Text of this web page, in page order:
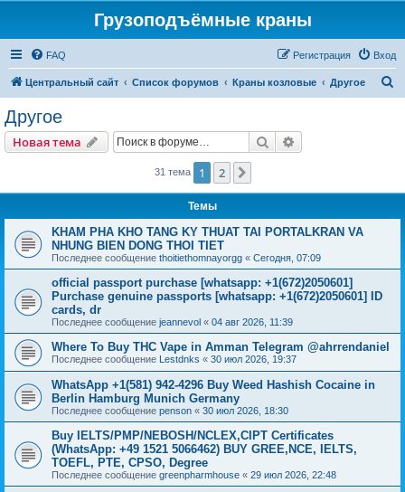
Грузоподъёмные краны
FAQ Вход
Регистрация
Центральный сайт Список форумов Краны козловые Другое
Другое
Новая тема Поиск
31 тема 1 2
Темы
KHAM PHA KHO TANG KY THUAT TAI PORTALKRAN VA
NHUNG BIEN DONG THOI TIET
Последнее сообщение thoitiethomnayorgg « Сегодня, 07:09
official passport purchase [whatsapp: +1(672)2050601]
Purchase genuine passports [whatsapp: +1(672)2050601] ID
cards, dr
Последнее сообщение jeannevol « 04 авг 2026, 11:39
Where To Buy THC Vape in Amman Telegram @ahrrendaniel
Последнее сообщение Lestdnks « 30 июл 2026, 19:37
WhatsApp +1(581) 942-4296 Buy Weed Hashish Cocaine in
Berlin Hamburg Munich Germany
Последнее сообщение penson « 30 июл 2026, 18:30
Buy IELTS/PMP/NEBOSH/NCLEX,CIPT Certificates
(WhatsApp: +49 1521 5066462) BUY GREE,NCE, IELTS,
TOEFL, PTE, CPSO, Degree
Последнее сообщение greenpharmhouse « 29 июл 2026, 22:48